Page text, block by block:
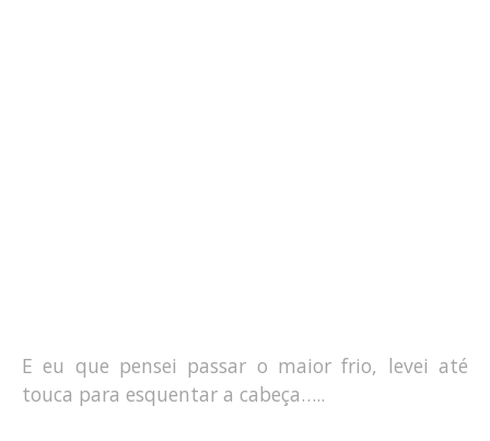
E eu que pensei passar o maior frio, levei até
touca para esquentar a cabeça…..